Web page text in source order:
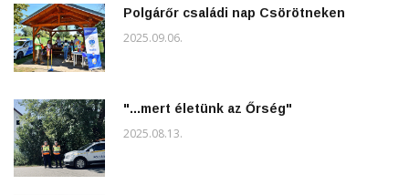
Polgárőr családi nap Csörötneken
2025.09.06.
"...mert életünk az Őrség"
2025.08.13.